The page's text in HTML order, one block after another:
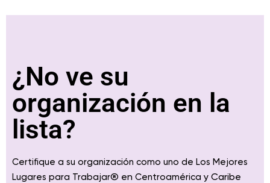
¿No ve su
organización en la
lista?
Certifique a su organización como uno de Los Mejores
Lugares para Trabajar® en Centroamérica y Caribe